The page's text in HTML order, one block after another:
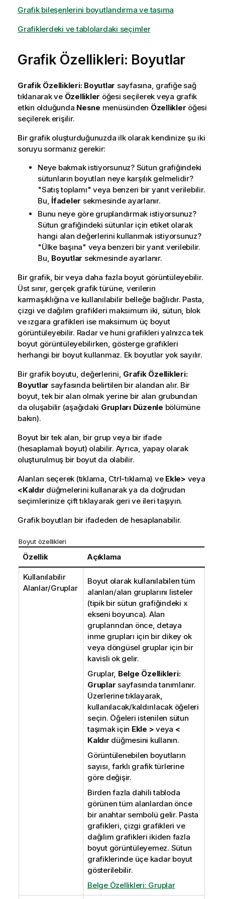
Grafik bileşenlerini boyutlandırma ve taşıma
Grafiklerdeki ve tablolardaki seçimler
Grafik Özellikleri: Boyutlar
Grafik Özellikleri: Boyutlar sayfasına, grafiğe sağ
tıklanarak ve Özellikler öğesi seçilerek veya grafik
etkin olduğunda Nesne menüsünden Özellikler öğesi
seçilerek erişilir.
Bir grafik oluşturduğunuzda ilk olarak kendinize şu iki
soruyu sormanız gerekir:
Neye bakmak istiyorsunuz? Sütun grafiğindeki
sütunların boyutları neye karşılık gelmelidir?
"Satış toplamı" veya benzeri bir yanıt verilebilir.
Bu, İfadeler sekmesinde ayarlanır.
Bunu neye göre gruplandırmak istiyorsunuz?
Sütun grafiğindeki sütunlar için etiket olarak
hangi alan değerlerini kullanmak istiyorsunuz?
"Ülke başına" veya benzeri bir yanıt verilebilir.
Bu, Boyutlar sekmesinde ayarlanır.
Bir grafik, bir veya daha fazla boyut görüntüleyebilir.
Üst sınır, gerçek grafik türüne, verilerin
karmaşıklığına ve kullanılabilir belleğe bağlıdır. Pasta,
çizgi ve dağılım grafikleri maksimum iki, sütun, blok
ve ızgara grafikleri ise maksimum üç boyut
görüntüleyebilir. Radar ve huni grafikleri yalnızca tek
boyut görüntüleyebilirken, gösterge grafikleri
herhangi bir boyut kullanmaz. Ek boyutlar yok sayılır.
Bir grafik boyutu, değerlerini, Grafik Özellikleri:
Boyutlar sayfasında belirtilen bir alandan alır. Bir
boyut, tek bir alan olmak yerine bir alan grubundan
da oluşabilir (aşağıdaki Grupları Düzenle bölümüne
bakın).
Boyut bir tek alan, bir grup veya bir ifade
(hesaplamalı boyut) olabilir. Ayrıca, yapay olarak
oluşturulmuş bir boyut da olabilir.
Alanları seçerek (tıklama, Ctrl-tıklama) ve Ekle> veya
<Kaldır düğmelerini kullanarak ya da doğrudan
seçimlerinize çift tıklayarak geri ve ileri taşıyın.
Grafik boyutları bir ifadeden de hesaplanabilir.
Boyut özellikleri
Özellik Açıklama
Kullanılabilir
Alanlar/Gruplar
Boyut olarak kullanılabilen tüm
alanları/alan gruplarını listeler
(tipik bir sütun grafiğindeki x
ekseni boyunca). Alan
gruplarından önce, detaya
inme grupları için bir dikey ok
veya döngüsel gruplar için bir
kavisli ok gelir.
Gruplar, Belge Özellikleri:
Gruplar sayfasında tanımlanır.
Üzerlerine tıklayarak,
kullanılacak/kaldırılacak öğeleri
seçin. Öğeleri istenilen sütun
taşımak için Ekle > veya <
Kaldır düğmesini kullanın.
Görüntülenebilen boyutların
sayısı, farklı grafik türlerine
göre değişir.
Birden fazla dahili tabloda
görünen tüm alanlardan önce
bir anahtar sembolü gelir. Pasta
grafikleri, çizgi grafikleri ve
dağılım grafikleri ikiden fazla
boyut görüntüleyemez. Sütun
grafiklerinde üçe kadar boyut
gösterilebilir.
Belge Özellikleri: Gruplar